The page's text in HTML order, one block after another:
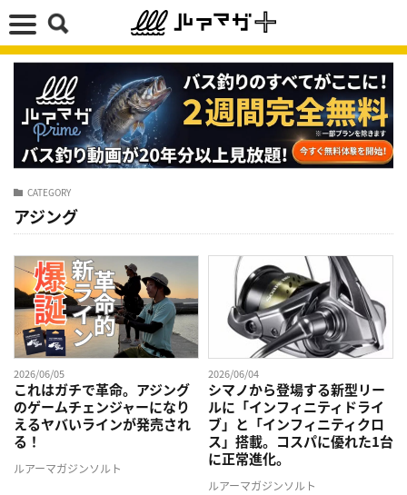
CATEGORY
アジング
2026/06/05
これはガチで革命。アジング
のゲームチェンジャーになり
えるヤバいラインが発売され
る！
ルアーマガジンソルト
2026/06/04
シマノから登場する新型リー
ルに「インフィニティドライ
ブ」と「インフィニティクロ
ス」搭載。コスパに優れた1台
に正常進化。
ルアーマガジンソルト